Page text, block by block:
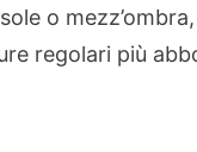
o
regolari più